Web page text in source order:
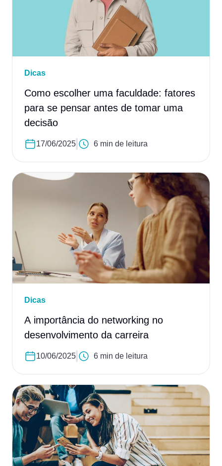
Dicas
Como escolher uma faculdade: fatores
para se pensar antes de tomar uma
decisão
17/06/2025 6 min de leitura
Dicas
A importância do networking no
desenvolvimento da carreira
10/06/2025 6 min de leitura